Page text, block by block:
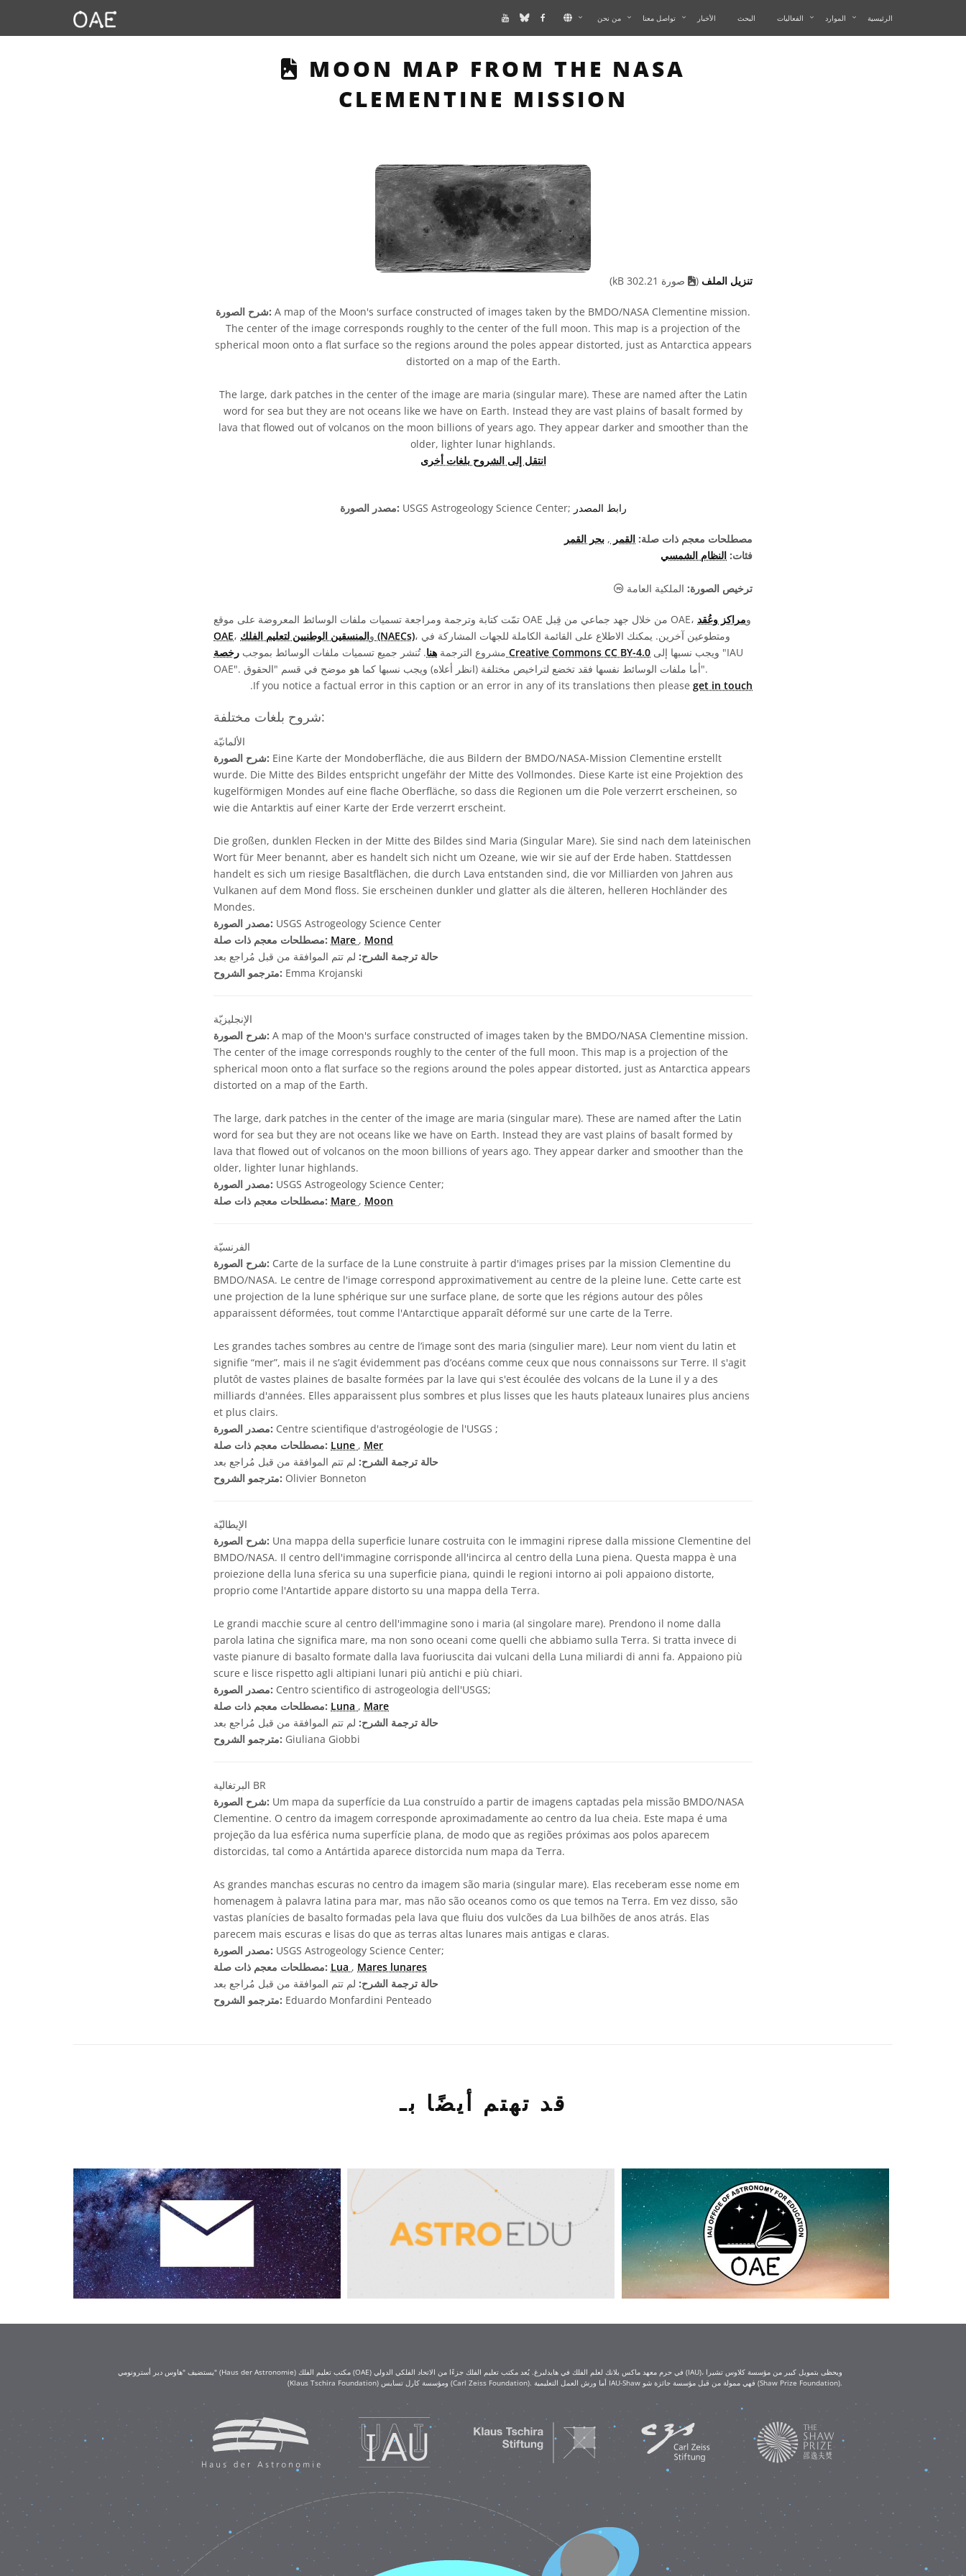
الرئيسية الموارد الفعاليات البحث الأخبار تواصل معنا من نحن
THIS PAGE DESCRIBES AN IMAGE
MOON MAP FROM THE NASA
CLEMENTINE MISSION
تنزيل الملف ( صورة 302.21 kB)
شرح الصورة: A map of the Moon's surface constructed of images taken by the BMDO/NASA Clementine mission.
The center of the image corresponds roughly to the center of the full moon. This map is a projection of the
spherical moon onto a flat surface so the regions around the poles appear distorted, just as Antarctica appears
distorted on a map of the Earth.
The large, dark patches in the center of the image are maria (singular mare). These are named after the Latin
word for sea but they are not oceans like we have on Earth. Instead they are vast plains of basalt formed by
lava that flowed out of volcanos on the moon billions of years ago. They appear darker and smoother than the
older, lighter lunar highlands.
انتقل إلى الشروح بلغات أخرى
مصدر الصورة: USGS Astrogeology Science Center; رابط المصدر
مصطلحات معجم ذات صلة: القمر , بحر القمر
فئات: النظام الشمسي
ترخيص الصورة: الملكية العامة الملكية العامة أيقونات
تمّت كتابة وترجمة ومراجعة تسميات ملفات الوسائط المعروضة على موقع OAE من خلال جهد جماعي من قِبل OAE، ومراكز وعُقد
OAE
، و المنسقين الوطنيين لتعليم الفلك (NAECs)، ومتطوعين آخرين. يمكنك الاطلاع على القائمة الكاملة للجهات المشاركة في
مشروع الترجمة هنا. تُنشر جميع تسميات ملفات الوسائط بموجب رخصة Creative Commons CC BY-4.0
OAE". أما ملفات الوسائط نفسها فقد تخضع لتراخيص مختلفة (انظر أعلاه) ويجب نسبها كما هو موضح في قسم "الحقوق".
If you notice a factual error in this caption or an error in any of its translations then please get in touch
.
شروح بلغات مختلفة:
الألمانيّة
شرح الصورة: Eine Karte der Mondoberfläche, die aus Bildern der BMDO/NASA-Mission Clementine erstellt
wurde. Die Mitte des Bildes entspricht ungefähr der Mitte des Vollmondes. Diese Karte ist eine Projektion des
kugelförmigen Mondes auf eine flache Oberfläche, so dass die Regionen um die Pole verzerrt erscheinen, so
wie die Antarktis auf einer Karte der Erde verzerrt erscheint.
Die großen, dunklen Flecken in der Mitte des Bildes sind Maria (Singular Mare). Sie sind nach dem lateinischen
Wort für Meer benannt, aber es handelt sich nicht um Ozeane, wie wir sie auf der Erde haben. Stattdessen
handelt es sich um riesige Basaltflächen, die durch Lava entstanden sind, die vor Milliarden von Jahren aus
Vulkanen auf dem Mond floss. Sie erscheinen dunkler und glatter als die älteren, helleren Hochländer des
Mondes.
مصدر الصورة: USGS Astrogeology Science Center
مصطلحات معجم ذات صلة: Mare , Mond
حالة ترجمة الشرح: لم تتم الموافقة من قبل مُراجع بعد
مترجمو الشروح: Emma Krojanski
الإنجليزيّة
شرح الصورة: A map of the Moon's surface constructed of images taken by the BMDO/NASA Clementine mission.
The center of the image corresponds roughly to the center of the full moon. This map is a projection of the
spherical moon onto a flat surface so the regions around the poles appear distorted, just as Antarctica appears
distorted on a map of the Earth.
The large, dark patches in the center of the image are maria (singular mare). These are named after the Latin
word for sea but they are not oceans like we have on Earth. Instead they are vast plains of basalt formed by
lava that flowed out of volcanos on the moon billions of years ago. They appear darker and smoother than the
older, lighter lunar highlands.
مصدر الصورة: USGS Astrogeology Science Center;
مصطلحات معجم ذات صلة: Mare , Moon
الفرنسيّة
شرح الصورة: Carte de la surface de la Lune construite à partir d'images prises par la mission Clementine du
BMDO/NASA. Le centre de l'image correspond approximativement au centre de la pleine lune. Cette carte est
une projection de la lune sphérique sur une surface plane, de sorte que les régions autour des pôles
apparaissent déformées, tout comme l'Antarctique apparaît déformé sur une carte de la Terre.
Les grandes taches sombres au centre de l’image sont des maria (singulier mare). Leur nom vient du latin et
signifie “mer”, mais il ne s’agit évidemment pas d’océans comme ceux que nous connaissons sur Terre. Il s'agit
plutôt de vastes plaines de basalte formées par la lave qui s'est écoulée des volcans de la Lune il y a des
milliards d'années. Elles apparaissent plus sombres et plus lisses que les hauts plateaux lunaires plus anciens
et plus clairs.
مصدر الصورة: Centre scientifique d'astrogéologie de l'USGS ;
مصطلحات معجم ذات صلة: Lune , Mer
حالة ترجمة الشرح: لم تتم الموافقة من قبل مُراجع بعد
مترجمو الشروح: Olivier Bonneton
الإيطاليّة
شرح الصورة: Una mappa della superficie lunare costruita con le immagini riprese dalla missione Clementine del
BMDO/NASA. Il centro dell'immagine corrisponde all'incirca al centro della Luna piena. Questa mappa è una
proiezione della luna sferica su una superficie piana, quindi le regioni intorno ai poli appaiono distorte,
proprio come l'Antartide appare distorto su una mappa della Terra.
Le grandi macchie scure al centro dell'immagine sono i maria (al singolare mare). Prendono il nome dalla
parola latina che significa mare, ma non sono oceani come quelli che abbiamo sulla Terra. Si tratta invece di
vaste pianure di basalto formate dalla lava fuoriuscita dai vulcani della Luna miliardi di anni fa. Appaiono più
scure e lisce rispetto agli altipiani lunari più antichi e più chiari.
مصدر الصورة: Centro scientifico di astrogeologia dell'USGS;
مصطلحات معجم ذات صلة: Luna , Mare
حالة ترجمة الشرح: لم تتم الموافقة من قبل مُراجع بعد
مترجمو الشروح: Giuliana Giobbi
البرتغالية BR
شرح الصورة: Um mapa da superfície da Lua construído a partir de imagens captadas pela missão BMDO/NASA
Clementine. O centro da imagem corresponde aproximadamente ao centro da lua cheia. Este mapa é uma
projeção da lua esférica numa superfície plana, de modo que as regiões próximas aos polos aparecem
distorcidas, tal como a Antártida aparece distorcida num mapa da Terra.
As grandes manchas escuras no centro da imagem são maria (singular mare). Elas receberam esse nome em
homenagem à palavra latina para mar, mas não são oceanos como os que temos na Terra. Em vez disso, são
vastas planícies de basalto formadas pela lava que fluiu dos vulcões da Lua bilhões de anos atrás. Elas
parecem mais escuras e lisas do que as terras altas lunares mais antigas e claras.
مصدر الصورة: USGS Astrogeology Science Center;
مصطلحات معجم ذات صلة: Lua , Mares lunares
حالة ترجمة الشرح: لم تتم الموافقة من قبل مُراجع بعد
مترجمو الشروح: Eduardo Monfardini Penteado
قد تهتم أيضًا بـ
يستضيف "هاوس دير أسترونومي" (Haus der Astronomie) مكتب تعليم الفلك (OAE) في حرم معهد ماكس بلانك لعلم الفلك في هايدلبرغ. يُعد مكتب تعليم الفلك جزءًا من الاتحاد الفلكي الدولي (IAU)، ويحظى بتمويل كبير من مؤسسة كلاوس تشيرا
(Klaus Tschira Foundation) ومؤسسة كارل تسايس (Carl Zeiss Foundation). أما ورش العمل التعليمية IAU-Shaw فهي ممولة من قبل مؤسسة جائزة شو (Shaw Prize Foundation).